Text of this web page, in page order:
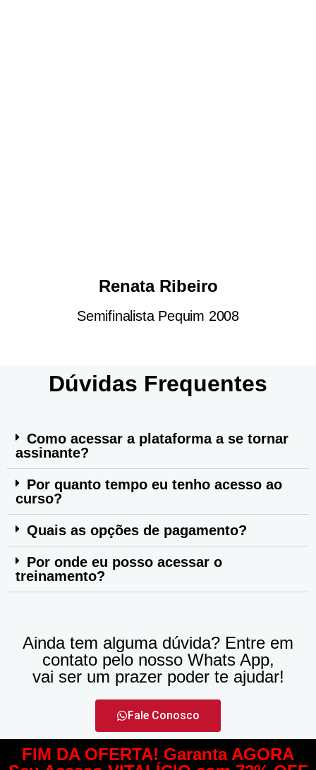
Renata Ribeiro
Semifinalista Pequim 2008
Dúvidas Frequentes
Como acessar a plataforma a se tornar
assinante?
Por quanto tempo eu tenho acesso ao
curso?
Quais as opções de pagamento?
Por onde eu posso acessar o
treinamento?
Ainda tem alguma dúvida? Entre em
contato pelo nosso Whats App,
vai ser um prazer poder te ajudar!
Fale Conosco
FIM DA OFERTA! Garanta AGORA